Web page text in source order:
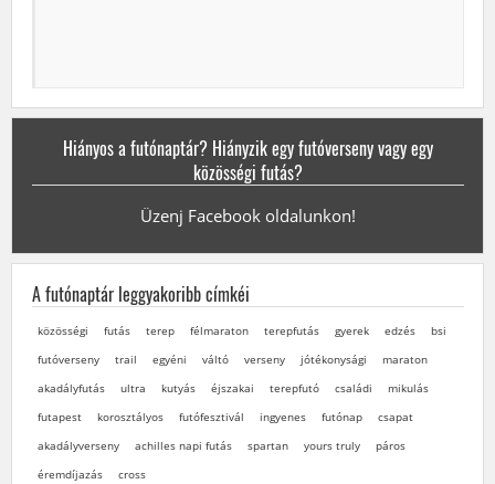
Hiányos a futónaptár? Hiányzik egy futóverseny vagy egy
közösségi futás?
Üzenj Facebook oldalunkon!
A futónaptár leggyakoribb címkéi
közösségi futás terep félmaraton terepfutás gyerek edzés
bsi
futóverseny
trail egyéni váltó verseny jótékonysági
maraton
akadályfutás
ultra kutyás éjszakai terepfutó családi
mikulás
futapest
korosztályos futófesztivál ingyenes futónap
csapat
akadályverseny
achilles napi futás spartan yours truly
páros
éremdíjazás
cross